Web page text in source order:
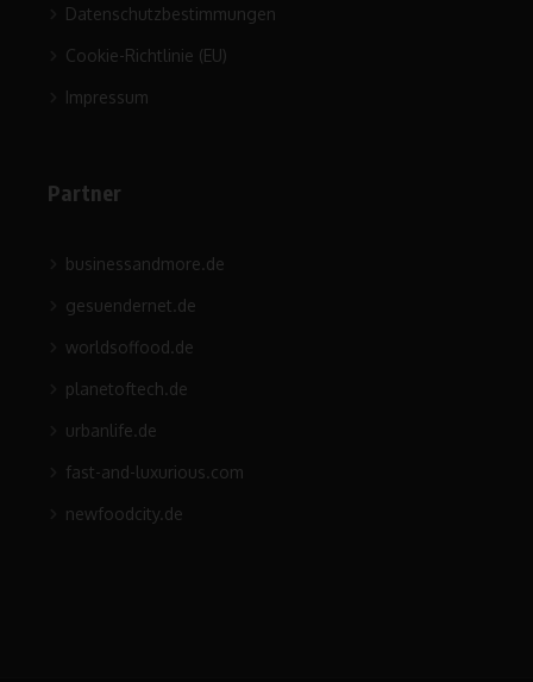
Datenschutzbestimmungen
Cookie-Richtlinie (EU)
Impressum
Partner
businessandmore.de
gesuendernet.de
worldsoffood.de
planetoftech.de
urbanlife.de
fast-and-luxurious.com
newfoodcity.de